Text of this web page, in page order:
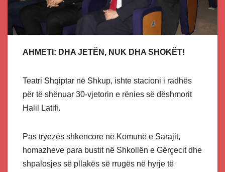
AHMETI: DHA JETËN, NUK DHA SHOKËT!
Teatri Shqiptar në Shkup, ishte stacioni i radhës
për të shënuar 30-vjetorin e rënies së dëshmorit
Halil Latifi.
Pas tryezës shkencore në Komunë e Sarajit,
homazheve para bustit në Shkollën e Gërçecit dhe
shpalosjes së pllakës së rrugës në hyrje të